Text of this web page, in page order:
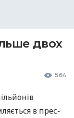
двох
564
в прес-